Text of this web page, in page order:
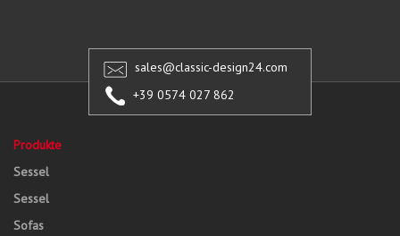
sales@classic-design24.com
+39 0574 027 862
Produkte
Sessel
Sessel
Sofas